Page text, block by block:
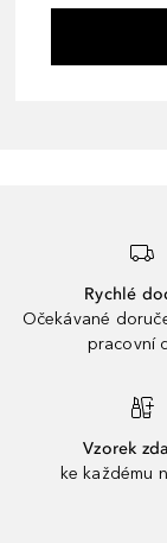
Rychlé
Očekávané
pracovní
Vzorek
ke každému